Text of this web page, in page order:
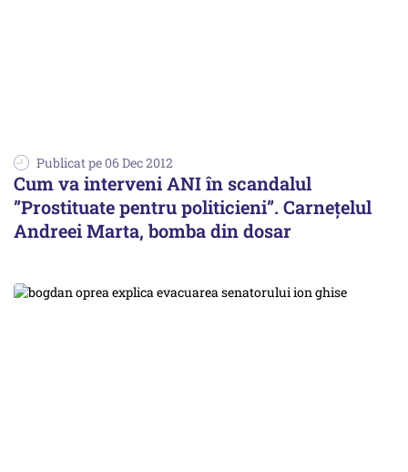
Publicat pe 06 Dec 2012
Cum va interveni ANI în scandalul
”Prostituate pentru politicieni”. Carnețelul
Andreei Marta, bomba din dosar